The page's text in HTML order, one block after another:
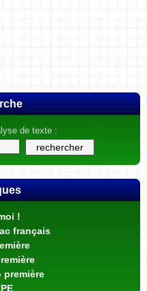
de texte :
!
français
première